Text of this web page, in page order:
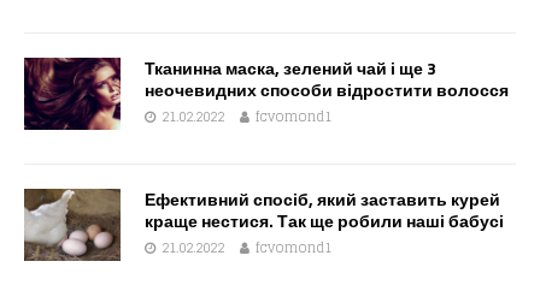
Тканинна маска, зелений чай і ще 3
неочевидних способи відростити волосся
21.02.2022 fcvomond1
Ефективний спосіб, який заставить курей
краще нестися. Так ще робили наші бабусі
21.02.2022 fcvomond1